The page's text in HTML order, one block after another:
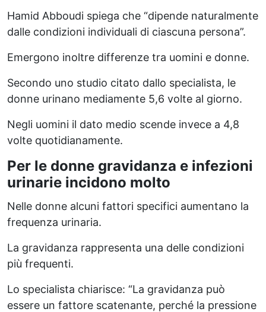
Hamid Abboudi spiega che “dipende naturalmente
dalle condizioni individuali di ciascuna persona”.
Emergono inoltre differenze tra uomini e donne.
Secondo uno studio citato dallo specialista, le
donne urinano mediamente 5,6 volte al giorno.
Negli uomini il dato medio scende invece a 4,8
volte quotidianamente.
Per le donne gravidanza e infezioni
urinarie incidono molto
Nelle donne alcuni fattori specifici aumentano la
frequenza urinaria.
La gravidanza rappresenta una delle condizioni
più frequenti.
Lo specialista chiarisce: “La gravidanza può
essere un fattore scatenante, perché la pressione